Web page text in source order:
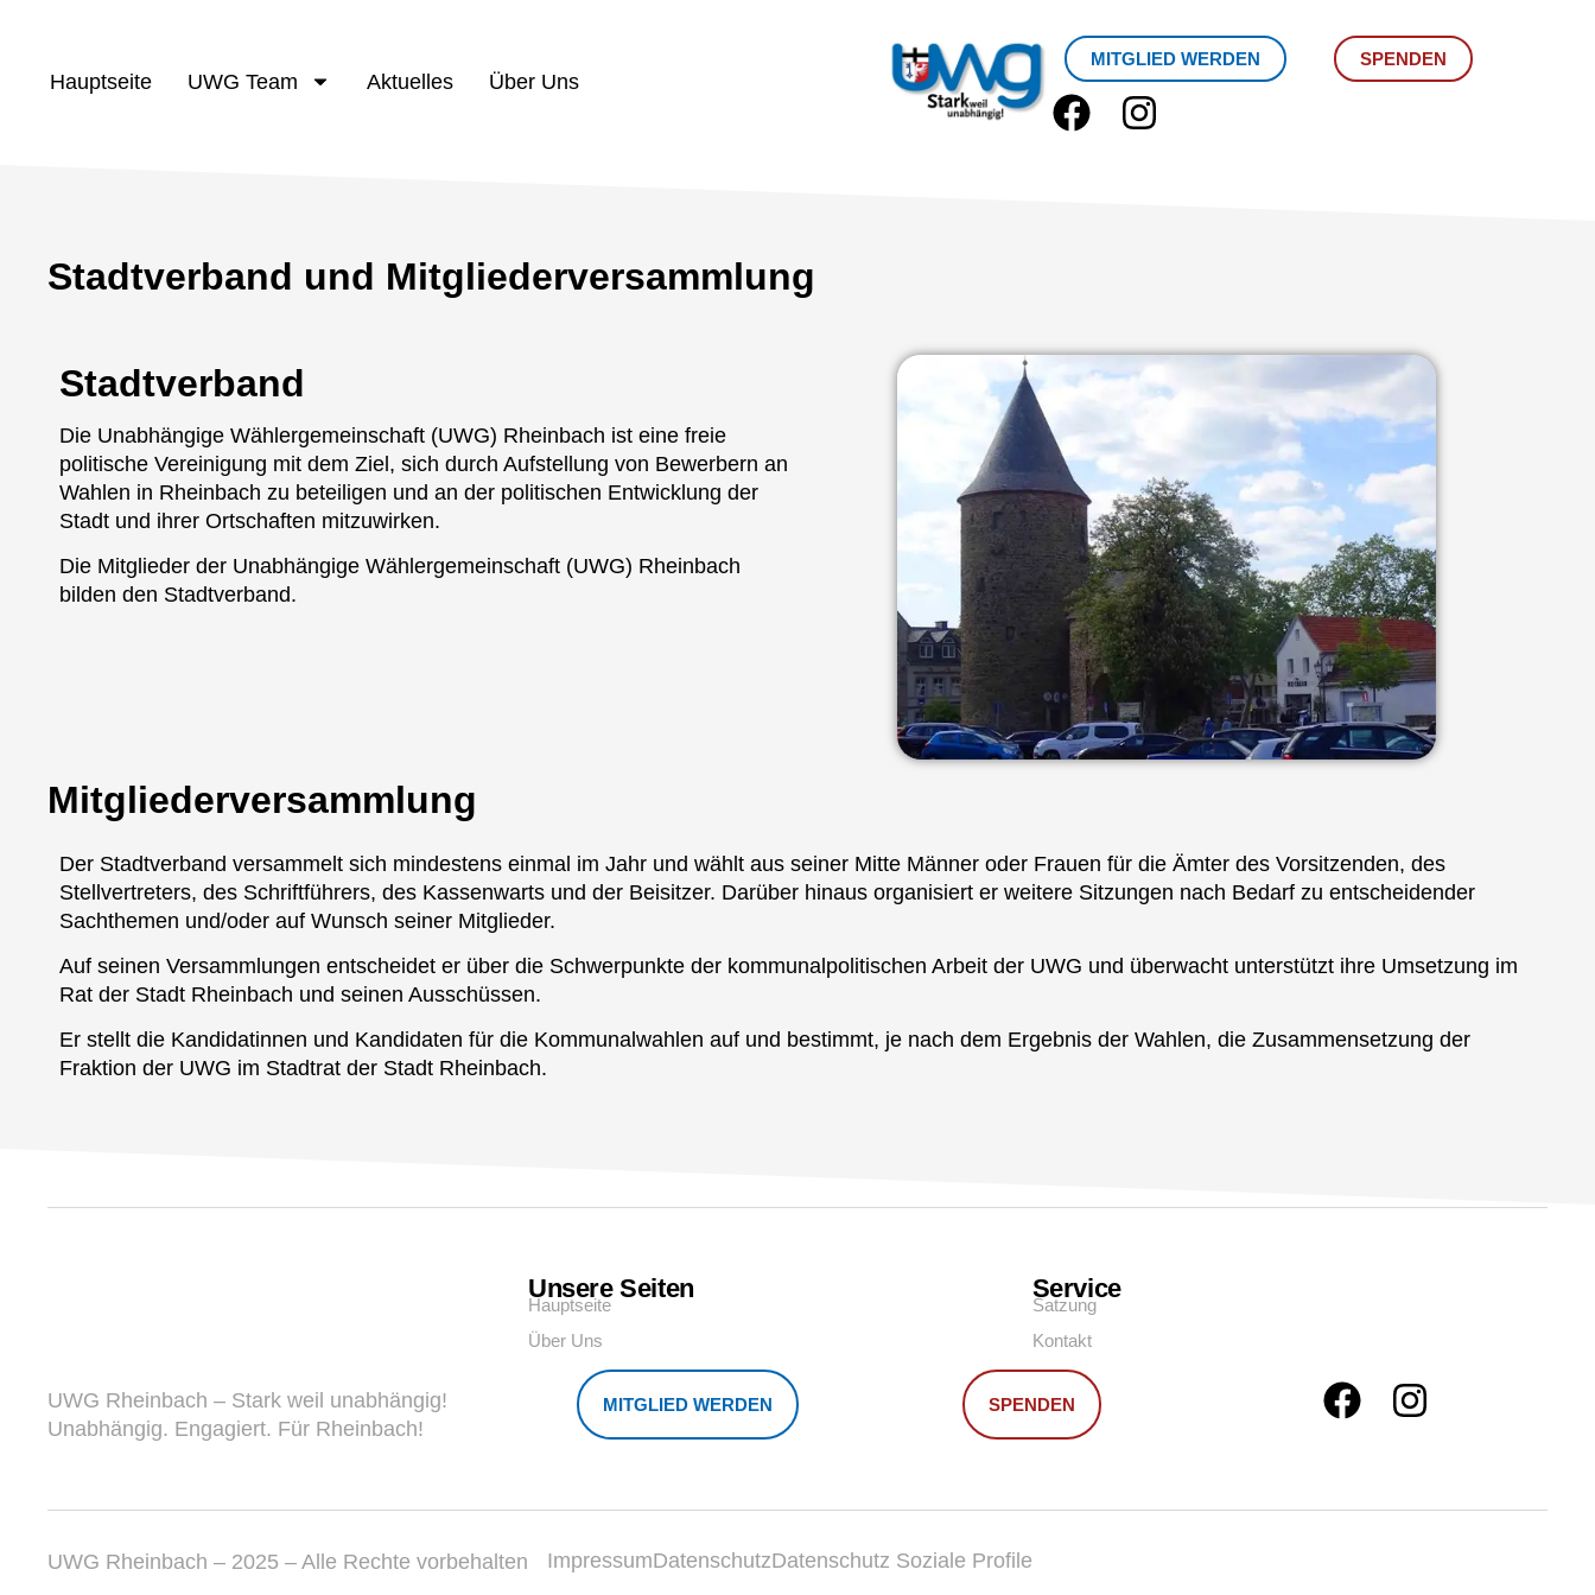
Hauptseite UWG Team Aktuelles Über Uns
MITGLIED WERDEN SPENDEN
Stadtverband und Mitgliederversammlung
Stadtverband
Die Unabhängige Wählergemeinschaft (UWG) Rheinbach ist eine freie
politische Vereinigung mit dem Ziel, sich durch Aufstellung von Bewerbern an
Wahlen in Rheinbach zu beteiligen und an der politischen Entwicklung der
Stadt und ihrer Ortschaften mitzuwirken.
Die Mitglieder der Unabhängige Wählergemeinschaft (UWG) Rheinbach
bilden den Stadtverband.
Mitgliederversammlung
Der Stadtverband versammelt sich mindestens einmal im Jahr und wählt aus seiner Mitte Männer oder Frauen für die Ämter des Vorsitzenden, des
Stellvertreters, des Schriftführers, des Kassenwarts und der Beisitzer. Darüber hinaus organisiert er weitere Sitzungen nach Bedarf zu entscheidender
Sachthemen und/oder auf Wunsch seiner Mitglieder.
Auf seinen Versammlungen entscheidet er über die Schwerpunkte der kommunalpolitischen Arbeit der UWG und überwacht unterstützt ihre Umsetzung im
Rat der Stadt Rheinbach und seinen Ausschüssen.
Er stellt die Kandidatinnen und Kandidaten für die Kommunalwahlen auf und bestimmt, je nach dem Ergebnis der Wahlen, die Zusammensetzung der
Fraktion der UWG im Stadtrat der Stadt Rheinbach.
UWG Rheinbach – Stark weil unabhängig!
Unabhängig. Engagiert. Für Rheinbach!
Unsere Seiten
Hauptseite
Über Uns
Service
Satzung
Kontakt
MITGLIED WERDEN SPENDEN
UWG Rheinbach – 2025 – Alle Rechte vorbehalten ImpressumDatenschutzDatenschutz Soziale Profile